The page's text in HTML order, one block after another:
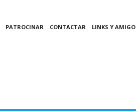
PATROCINAR CONTACTAR LINKS Y